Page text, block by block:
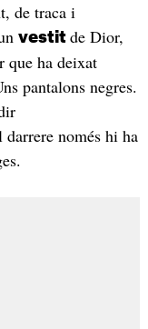
de traca i
vestit de Dior,
que ha deixat
pantalons negres.
només hi ha